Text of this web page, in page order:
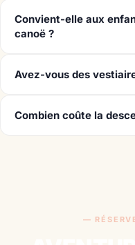
Convient-elle aux
canoë ?
Avez-vous des
Combien coûte la
—